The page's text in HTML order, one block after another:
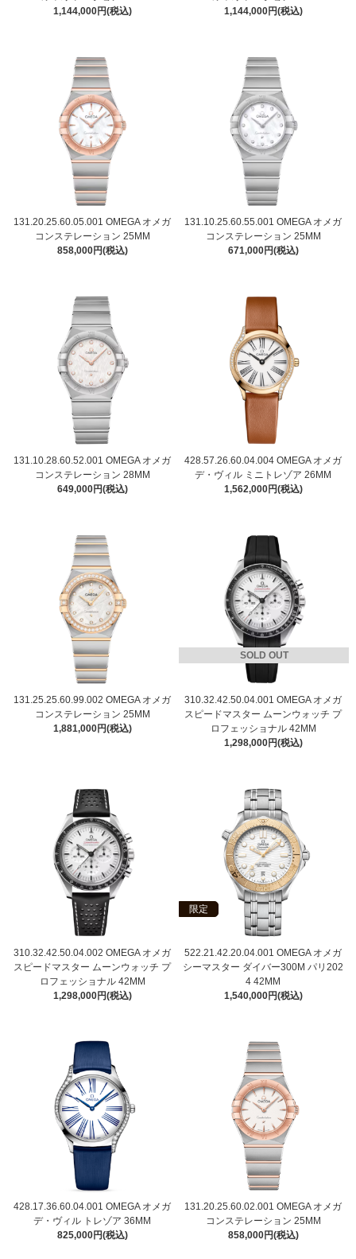
1,144,000円(税込)
1,144,000円(税込)
131.20.25.60.05.001 OMEGA オメガ
コンステレーション 25MM
858,000円(税込)
131.10.25.60.55.001 OMEGA オメガ
コンステレーション 25MM
671,000円(税込)
131.10.28.60.52.001 OMEGA オメガ
コンステレーション 28MM
649,000円(税込)
428.57.26.60.04.004 OMEGA オメガ
デ・ヴィル ミニトレゾア 26MM
1,562,000円(税込)
131.25.25.60.99.002 OMEGA オメガ
コンステレーション 25MM
1,881,000円(税込)
SOLD OUT
310.32.42.50.04.001 OMEGA オメガ
スピードマスター ムーンウォッチ プ
ロフェッショナル 42MM
1,298,000円(税込)
310.32.42.50.04.002 OMEGA オメガ
スピードマスター ムーンウォッチ プ
ロフェッショナル 42MM
1,298,000円(税込)
限定
522.21.42.20.04.001 OMEGA オメガ
シーマスター ダイバー300M パリ202
4 42MM
1,540,000円(税込)
428.17.36.60.04.001 OMEGA オメガ
デ・ヴィル トレゾア 36MM
825,000円(税込)
131.20.25.60.02.001 OMEGA オメガ
コンステレーション 25MM
858,000円(税込)